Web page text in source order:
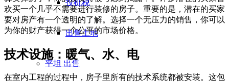
投机税
出售土地
平坦 出售
欢买一个几乎不需要进行装修的房子。重要的是，潜在的买家
要对房产有一个透明的了解。选择一个无压力的销售，你可以
为你的财产获得一个公平的市场价格。
技术设施：暖气、水、电
在室内工程的过程中，房子里所有的技术系统都被安装。这包